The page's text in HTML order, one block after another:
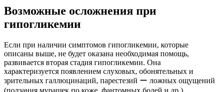
Возможные осложнения при
гипогликемии
Если при наличии симптомов гипогликемии, которые
описаны выше, не будет оказана необходимая помощь,
развивается вторая стадия гипогликемии. Она
характеризуется появлением слуховых, обонятельных и
зрительных галлюцинаций, парестезий ー ложных ощущений
(ползания мурашек по коже, фантомных болей и др.).